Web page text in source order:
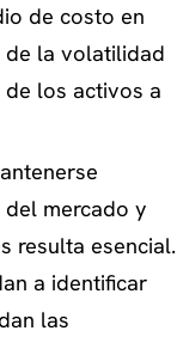
de costo en
de la volatilidad
los activos a
mercado y
resulta esencial.
a identificar
las